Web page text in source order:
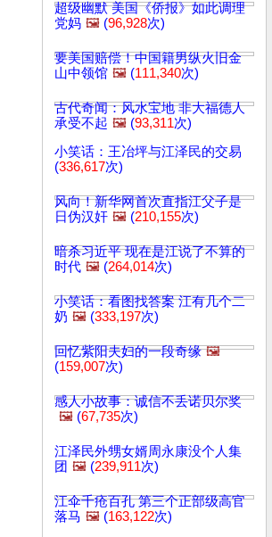
超级幽默 美国《侨报》如此调理
党妈 🖼️ (96,928次)
要美国赔偿！中国籍男纵火旧金
山中领馆 🖼️ (111,340次)
古代奇闻：风水宝地 非大福德人
承受不起 🖼️ (93,311次)
小笑话：王冶坪与江泽民的交易
(336,617次)
风向！新华网首次直指江父子是
日伪汉奸 🖼️ (210,155次)
暗杀习近平 现在是江说了不算的
时代 🖼️ (264,014次)
小笑话：看图找答案 江有几个二
奶 🖼️ (333,197次)
回忆紫阳夫妇的一段奇缘 🖼️
(159,007次)
感人小故事：诚信不丢诺贝尔奖
🖼️ (67,735次)
江泽民外甥女婿周永康没个人集
团 🖼️ (239,911次)
江伞千疮百孔 第三个正部级高官
落马 🖼️ (163,122次)